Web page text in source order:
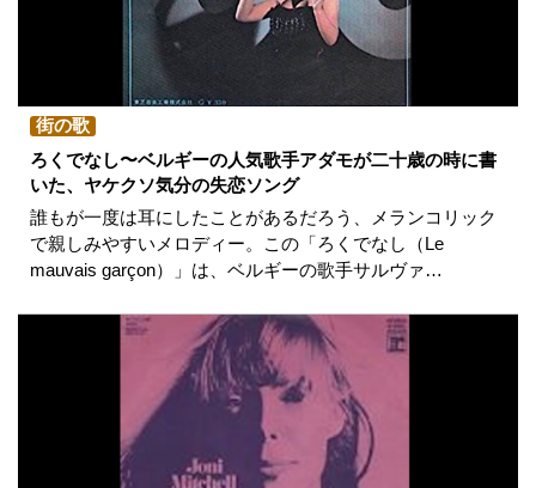
街の歌
ろくでなし〜ベルギーの人気歌手アダモが二十歳の時に書
いた、ヤケクソ気分の失恋ソング
誰もが一度は耳にしたことがあるだろう、メランコリック
で親しみやすいメロディー。この「ろくでなし（Le
mauvais garçon）」は、ベルギーの歌手サルヴァ…